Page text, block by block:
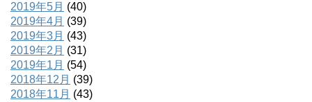
2019年5月 (40)
2019年4月 (39)
2019年3月 (43)
2019年2月 (31)
2019年1月 (54)
2018年12月 (39)
2018年11月 (43)